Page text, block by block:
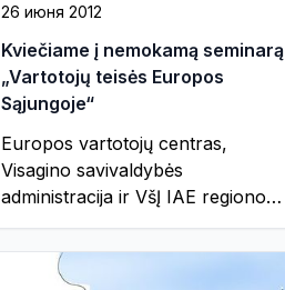
26 июня 2012
Kviečiame į nemokamą seminarą
„Vartotojų teisės Europos
Sąjungoje“
Europos vartotojų centras,
Visagino savivaldybės
administracija ir VšĮ IAE regiono
verslo inkubatorius 2012 m.
birželio 26 d. 16 val. 30 ...